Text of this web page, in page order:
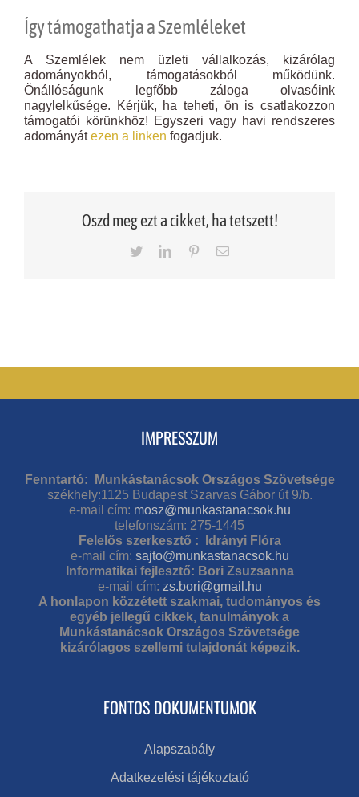
Így támogathatja a Szemléleket
A Szemlélek nem üzleti vállalkozás, kizárólag
adományokból, támogatásokból működünk.
Önállóságunk legfőbb záloga olvasóink
nagylelkűsége. Kérjük, ha teheti, ön is csatlakozzon
támogatói körünkhöz! Egyszeri vagy havi rendszeres
adományátezen a linken fogadjuk.
Oszd meg ezt a cikket, ha tetszett!
TwitterLinkedInPinterestEmail
IMPRESSZUM
Fenntartó: Munkástanácsok Országos Szövetsége
székhely:1125 Budapest Szarvas Gábor út 9/b.
e-mail cím: mosz@munkastanacsok.hu
telefonszám: 275-1445
Felelős szerkesztő : Idrányi Flóra
e-mail cím: sajto@munkastanacsok.hu
Informatikai fejlesztő: Bori Zsuzsanna
e-mail cím: zs.bori@gmail.hu
A honlapon közzétett szakmai, tudományos és
egyéb jellegű cikkek, tanulmányok a
Munkástanácsok Országos Szövetsége
kizárólagos szellemi tulajdonát képezik.
FONTOS DOKUMENTUMOK
Alapszabály
Adatkezelési tájékoztató